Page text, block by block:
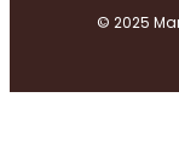
© 2025